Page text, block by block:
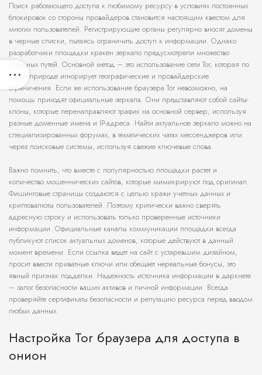
Поиск работающего доступа к любимому ресурсу в условиях постоянных
блокировок со стороны провайдеров становится настоящим квестом для
многих пользователей. Регистрирующие органы регулярно вносят домены
в черные списки, пытаясь ограничить доступ к информации. Однако
разработчики площадки кракен зеркало предусмотрели множество
обходных путей. Основной метод – это использование сети Tor, которая по
своей природе игнорирует географические и провайдерские
ограничения. Если же использование браузера Tor невозможно, на
помощь приходят официальные зеркала. Они представляют собой сайты-
клоны, которые перенаправляют трафик на основной сервер, используя
разные доменные имена и IP-адреса. Найти актуальное зеркало можно на
специализированных форумах, в тематических чатах мессенджеров или
через поисковые системы, используя свежие ключевые слова.
Важно помнить, что вместе с популярностью площадки растет и
количество мошеннических сайтов, которые мимикрируют под оригинал.
Фишинговые страницы создаются с целью кражи учетных данных и
криптовалюты пользователей. Поэтому критически важно сверять
адресную строку и использовать только проверенные источники
информации. Официальные каналы коммуникации площадки всегда
публикуют список актуальных доменов, которые действуют в данный
момент времени. Если ссылка ведет на сайт с устаревшим дизайном,
просит ввести приватные ключи или обещает нереальные бонусы, это
явный признак подделки. Надежность источника информации в даркнете
– залог безопасности ваших активов и личной информации. Всегда
проверяйте сертификаты безопасности и репутацию ресурса перед вводом
любых данных.
Настройка Tor браузера для доступа в
онион